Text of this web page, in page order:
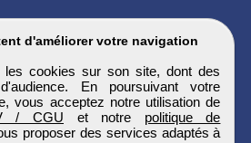
d'améliorer votre navigation
les cookies sur son site, dont des
En poursuivant votre
vous acceptez notre utilisation de
/ CGU et notre politique de
proposer des services adaptés à